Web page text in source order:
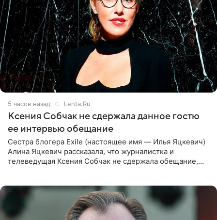
5 часов назад Lenta.Ru
Ксения Собчак не сдержала данное гостю
ее интервью обещание
Сестра блогера Exile (настоящее имя — Илья Яцкевич)
Алина Яцкевич рассказала, что журналистка и
телеведущая Ксения Собчак не сдержала обещание,